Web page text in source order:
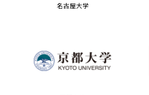
名古屋大学